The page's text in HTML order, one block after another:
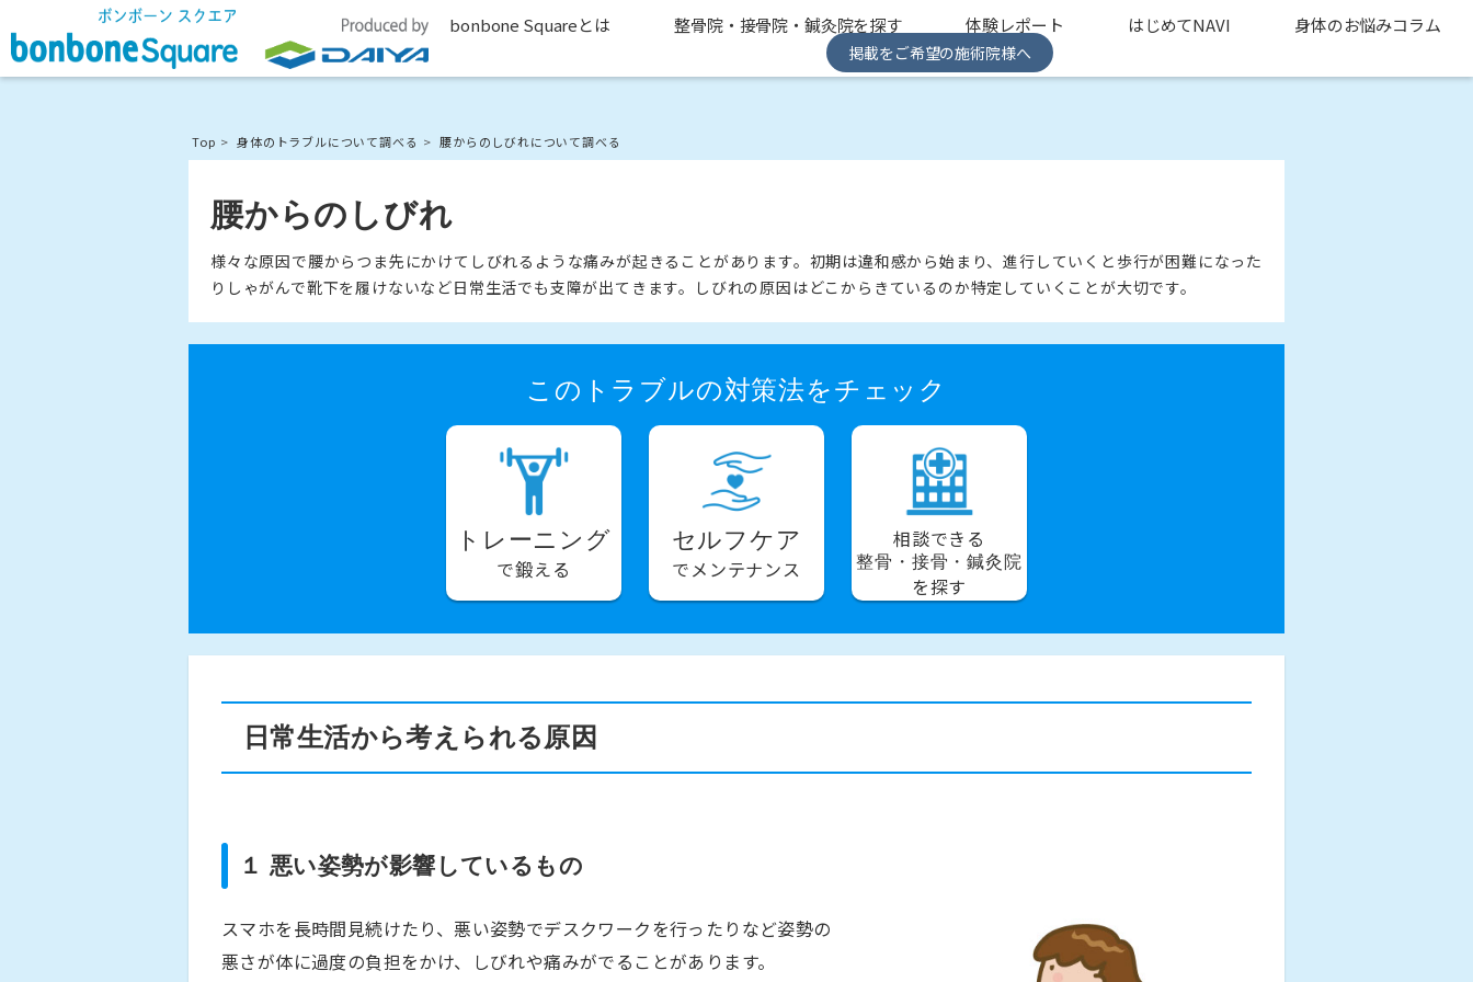
bonbone Squareとは 整骨院・接骨院・鍼灸院を探す 体験レポート はじめてNAVI 身体のお悩みコラム
掲載をご希望の施術院様へ
Top 身体のトラブルについて調べる 腰からのしびれについて調べる
腰からのしびれ
様々な原因で腰からつま先にかけてしびれるような痛みが起きることがあります。初期は違和感から始まり、進行していくと歩行が困難になった
りしゃがんで靴下を履けないなど日常生活でも支障が出てきます。しびれの原因はどこからきているのか特定していくことが大切です。
このトラブルの対策法をチェック
トレーニング
で鍛える
セルフケア
でメンテナンス
相談できる
整骨・接骨・鍼灸院
を探す
日常生活から考えられる原因
１ 悪い姿勢が影響しているもの
スマホを長時間見続けたり、悪い姿勢でデスクワークを行ったりなど姿勢の
悪さが体に過度の負担をかけ、しびれや痛みがでることがあります。